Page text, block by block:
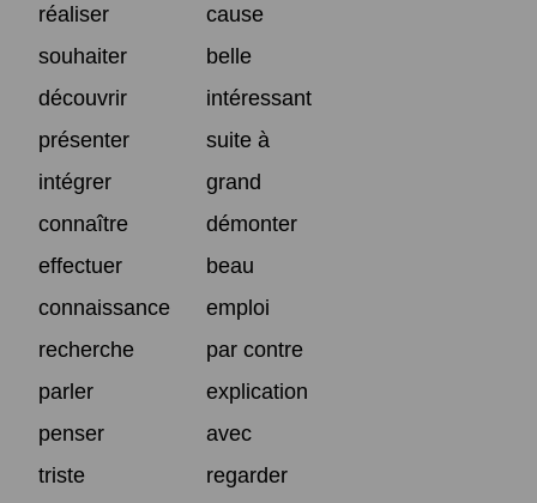
réaliser
cause
souhaiter
belle
découvrir
intéressant
présenter
suite à
intégrer
grand
connaître
démonter
effectuer
beau
connaissance
emploi
recherche
par contre
parler
explication
penser
avec
triste
regarder